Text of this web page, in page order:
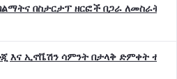
በስታርታፕ ዘርፎች በጋራ ለመስራት
እና ኢኖቬሽን ሳምንት በታላቅ ድምቀት